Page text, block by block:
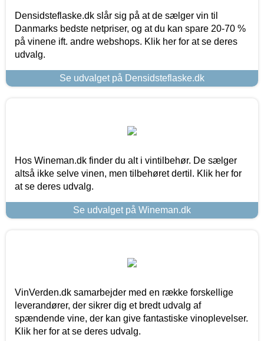
Densidsteflaske.dk slår sig på at de sælger vin til
Danmarks bedste netpriser, og at du kan spare 20-70 %
på vinene ift. andre webshops. Klik her for at se deres
udvalg.
Se udvalget på Densidsteflaske.dk
Hos Wineman.dk finder du alt i vintilbehør. De sælger
altså ikke selve vinen, men tilbehøret dertil. Klik her for
at se deres udvalg.
Se udvalget på Wineman.dk
VinVerden.dk samarbejder med en række forskellige
leverandører, der sikrer dig et bredt udvalg af
spændende vine, der kan give fantastiske vinoplevelser.
Klik her for at se deres udvalg.